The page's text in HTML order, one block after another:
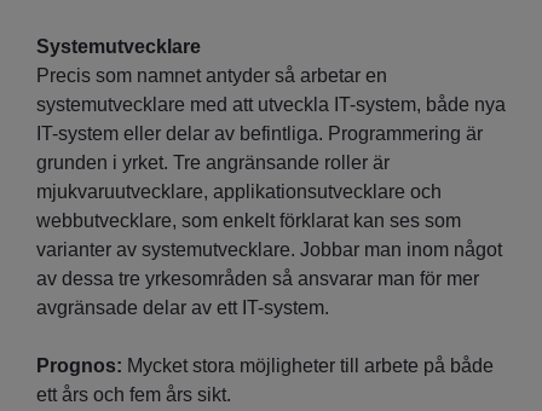
Systemutvecklare
Precis som namnet antyder så arbetar en
systemutvecklare med att utveckla IT-system, både nya
IT-system eller delar av befintliga. Programmering är
grunden i yrket. Tre angränsande roller är
mjukvaruutvecklare, applikationsutvecklare och
webbutvecklare, som enkelt förklarat kan ses som
varianter av systemutvecklare. Jobbar man inom något
av dessa tre yrkesområden så ansvarar man för mer
avgränsade delar av ett IT-system.
Prognos: Mycket stora möjligheter till arbete på både
ett års och fem års sikt.